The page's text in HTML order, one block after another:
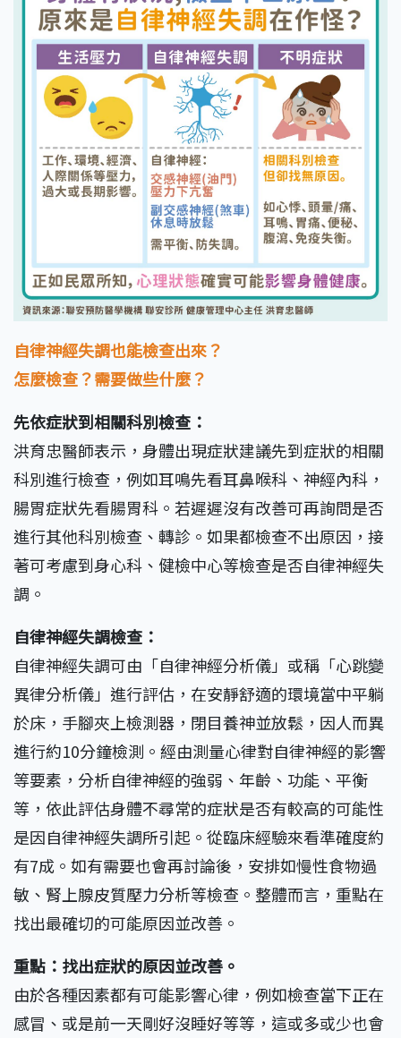
自律神經失調也能檢查出來？
怎麼檢查？需要做些什麼？
先依症狀到相關科別檢查：
洪育忠醫師表示，身體出現症狀建議先到症狀的相關
科別進行檢查，例如耳鳴先看耳鼻喉科、神經內科，
腸胃症狀先看腸胃科。若遲遲沒有改善可再詢問是否
進行其他科別檢查、轉診。如果都檢查不出原因，接
著可考慮到身心科、健檢中心等檢查是否自律神經失
調。
自律神經失調檢查：
自律神經失調可由「自律神經分析儀」或稱「心跳變
異律分析儀」進行評估，在安靜舒適的環境當中平躺
於床，手腳夾上檢測器，閉目養神並放鬆，因人而異
進行約10分鐘檢測。經由測量心律對自律神經的影響
等要素，分析自律神經的強弱、年齡、功能、平衡
等，依此評估身體不尋常的症狀是否有較高的可能性
是因自律神經失調所引起。從臨床經驗來看準確度約
有7成。如有需要也會再討論後，安排如慢性食物過
敏、腎上腺皮質壓力分析等檢查。整體而言，重點在
找出最確切的可能原因並改善。
重點：找出症狀的原因並改善。
由於各種因素都有可能影響心律，例如檢查當下正在
感冒、或是前一天剛好沒睡好等等，這或多或少也會